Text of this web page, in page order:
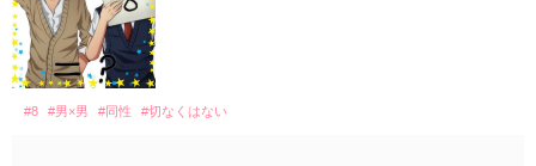
#8 #男×男 #同性 #切なくはない